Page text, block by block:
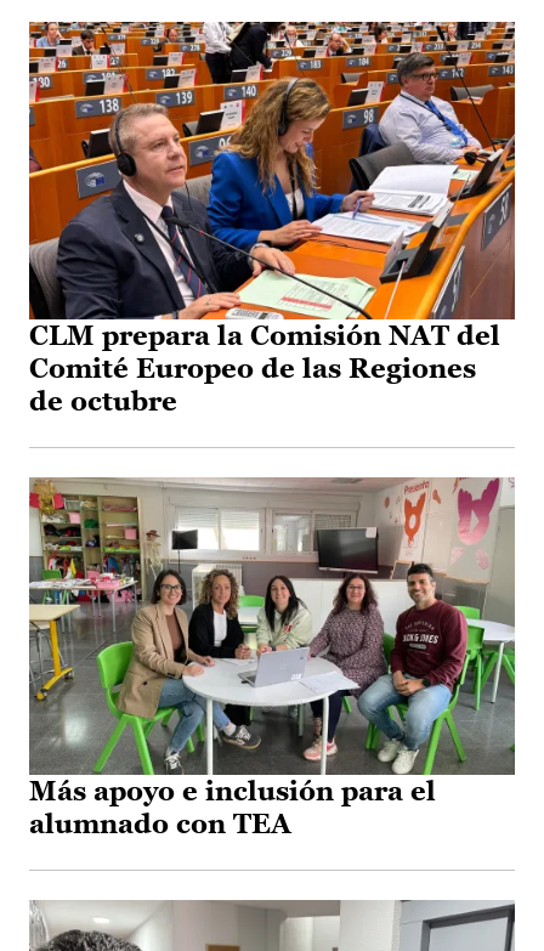
CLM prepara la Comisión NAT del
Comité Europeo de las Regiones
de octubre
Más apoyo e inclusión para el
alumnado con TEA